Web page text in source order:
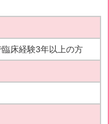
床経験3年以上の方